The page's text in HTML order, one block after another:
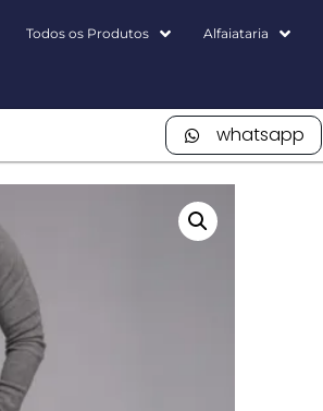
Todos os Produtos Alfaiataria
whatsapp